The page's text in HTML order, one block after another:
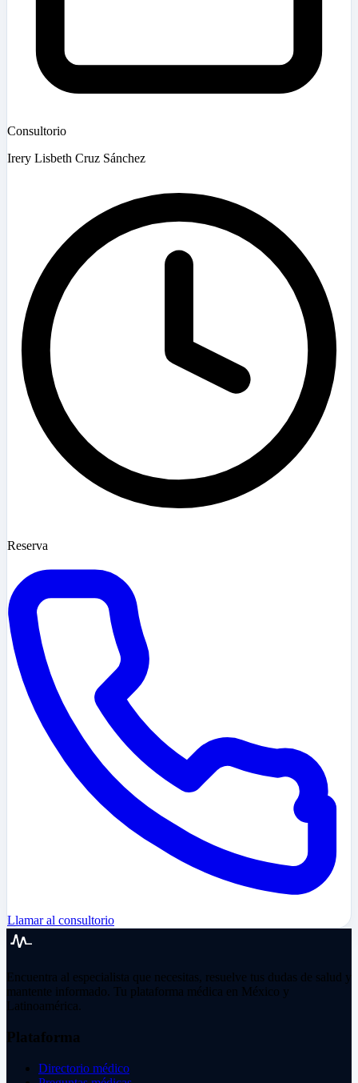
Consultorio
Irery Lisbeth Cruz Sánchez
Reserva
Llamar al consultorio
Encuentra al especialista que necesitas, resuelve tus dudas de salud y
mantente informado. Tu plataforma médica en México y
Latinoamérica.
Plataforma
Directorio médico